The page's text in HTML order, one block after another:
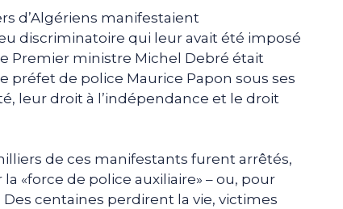
d’Algériens manifestaient
discriminatoire qui leur avait été imposé
Premier ministre Michel Debré était
préfet de police Maurice Papon sous ses
leur droit à l’indépendance et le droit
de ces manifestants furent arrêtés,
«force de police auxiliaire» – ou, pour
centaines perdirent la vie, victimes